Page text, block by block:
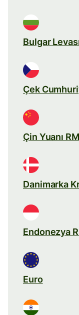
Bulgar
Çek
Çin Yuanı
Danimarka
Endonezya
Euro